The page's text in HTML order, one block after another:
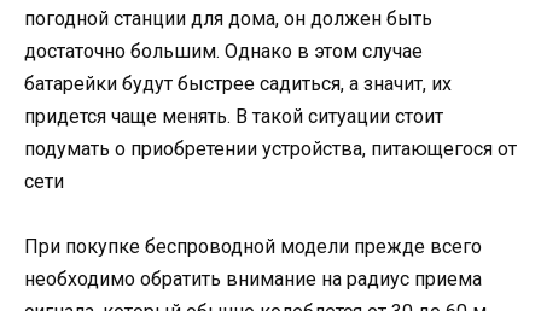
погодной станции для дома, он должен быть
достаточно большим. Однако в этом случае
батарейки будут быстрее садиться, а значит, их
придется чаще менять. В такой ситуации стоит
подумать о приобретении устройства, питающегося от
сети
При покупке беспроводной модели прежде всего
необходимо обратить внимание на радиус приема